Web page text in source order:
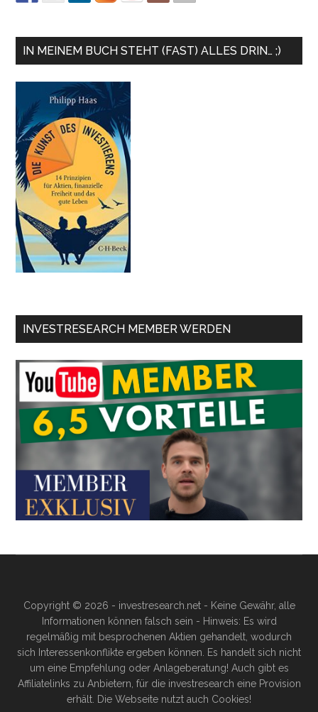
IN MEINEM BUCH STEHT (FAST) ALLES DRIN… ;)
INVESTRESEARCH MEMBER WERDEN
Copyright © 2026 - investresearch.net - Keine Gewähr, alle
Informationen können falsch sein - Hinweis: Es wird
regelmäßig mit besprochenen Aktien gehandelt, wodurch
sich Interessenkonflikte ergeben können. Es handelt sich nicht
um eine Empfehlung oder Anlageberatung! Auch gibt es
Affiliatelinks zu Anbietern, für die investresearch eine Provision
erhält. Die Webseite nutzt auch Cookies!